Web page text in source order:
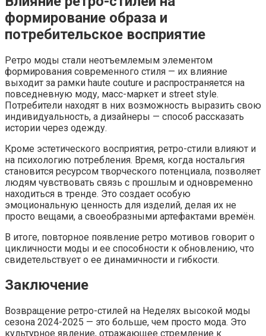
формирование образа и
потребительское восприятие
Ретро моды стали неотъемлемым элементом
формирования современного стиля — их влияние
выходит за рамки haute couture и распространяется на
повседневную моду, масс-маркет и street style.
Потребители находят в них возможность выразить свою
индивидуальность, а дизайнеры — способ рассказать
истории через одежду.
Кроме эстетического восприятия, ретро-стили влияют и
на психологию потребления. Время, когда ностальгия
становится ресурсом творческого потенциала, позволяет
людям чувствовать связь с прошлым и одновременно
находиться в тренде. Это создает особую
эмоциональную ценность для изделий, делая их не
просто вещами, а своеобразными артефактами времён.
В итоге, повторное появление ретро мотивов говорит о
цикличности моды и ее способности к обновлению, что
свидетельствует о ее динамичности и гибкости.
Заключение
Возвращение ретро-стилей на Неделях высокой моды
сезона 2024-2025 — это больше, чем просто мода. Это
культурное явление, отражающее стремление к